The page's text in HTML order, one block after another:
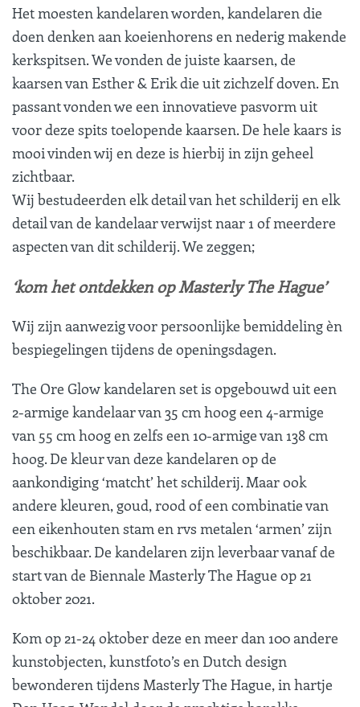
Het moesten kandelaren worden, kandelaren die
doen denken aan koeienhorens en nederig makende
kerkspitsen. We vonden de juiste kaarsen, de
kaarsen van Esther & Erik die uit zichzelf doven. En
passant vonden we een innovatieve pasvorm uit
voor deze spits toelopende kaarsen. De hele kaars is
mooi vinden wij en deze is hierbij in zijn geheel
zichtbaar.
Wij bestudeerden elk detail van het schilderij en elk
detail van de kandelaar verwijst naar 1 of meerdere
aspecten van dit schilderij. We zeggen;
‘kom het ontdekken op Masterly The Hague’
Wij zijn aanwezig voor persoonlijke bemiddeling èn
bespiegelingen tijdens de openingsdagen.
The Ore Glow kandelaren set is opgebouwd uit een
2-armige kandelaar van 35 cm hoog een 4-armige
van 55 cm hoog en zelfs een 10-armige van 138 cm
hoog. De kleur van deze kandelaren op de
aankondiging ‘matcht’ het schilderij. Maar ook
andere kleuren, goud, rood of een combinatie van
een eikenhouten stam en rvs metalen ‘armen’ zijn
beschikbaar. De kandelaren zijn leverbaar vanaf de
start van de Biennale Masterly The Hague op 21
oktober 2021.
Kom op 21-24 oktober deze en meer dan 100 andere
kunstobjecten, kunstfoto’s en Dutch design
bewonderen tijdens Masterly The Hague, in hartje